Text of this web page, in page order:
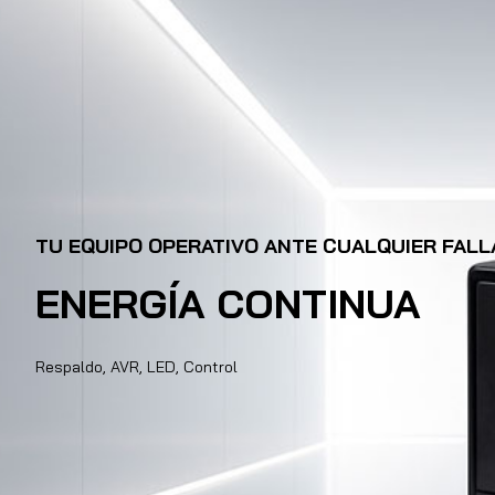
TU EQUIPO OPERATIVO ANTE CUALQUIER
ENERGÍA CONTINUA
Respaldo, AVR, LED, Control